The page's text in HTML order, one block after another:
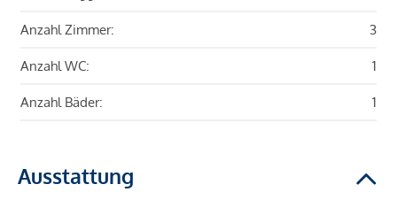
Anzahl Zimmer: 3
Anzahl WC: 1
Anzahl Bäder: 1
Ausstattung